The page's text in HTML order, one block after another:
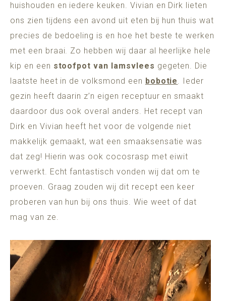
huishouden en iedere keuken. Vivian en Dirk lieten
ons zien tijdens een avond uit eten bij hun thuis wat
precies de bedoeling is en hoe het beste te werken
met een braai. Zo hebben wij daar al heerlijke hele
kip en een stoofpot van lamsvlees gegeten. Die
laatste heet in de volksmond een bobotie. Ieder
gezin heeft daarin z’n eigen receptuur en smaakt
daardoor dus ook overal anders. Het recept van
Dirk en Vivian heeft het voor de volgende niet
makkelijk gemaakt, wat een smaaksensatie was
dat zeg! Hierin was ook cocosrasp met eiwit
verwerkt. Echt fantastisch vonden wij dat om te
proeven. Graag zouden wij dit recept een keer
proberen van hun bij ons thuis. Wie weet of dat
mag van ze.